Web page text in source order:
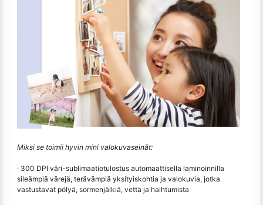
Miksi se toimii hyvin mini valokuvaseinät:
· 300 DPI väri-sublimaatiotulostus automaattisella laminoinnilla
sileämpiä värejä, terävämpiä yksityiskohtia ja valokuvia, jotka
vastustavat pölyä, sormenjälkiä, vettä ja haihtumista